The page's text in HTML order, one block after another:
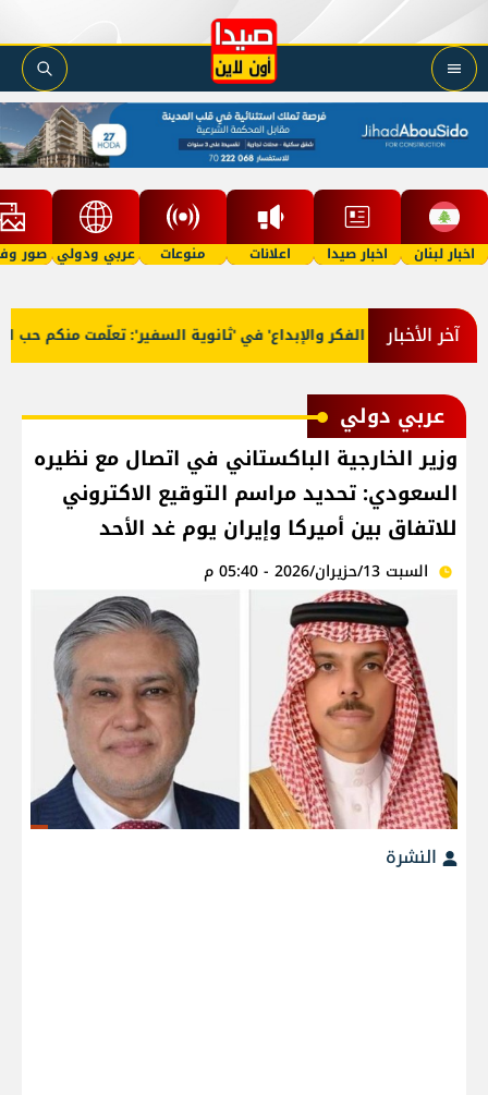
اخبار لبنان اخبار صيدا اعلانات منوعات عربي ودولي صور
آخر الأخبار
تخرّج 'فوج الفكر والإبداع' في 'ثانوية السفير': تعلّمت منكم حب
عربي دولي
وزير الخارجية الباكستاني في اتصال مع نظيره
السعودي: تحديد مراسم التوقيع الاكتروني
للاتفاق بين أميركا وإيران يوم غد الأحد
السبت 13/حزيران/2026 - 05:40 م
النشرة